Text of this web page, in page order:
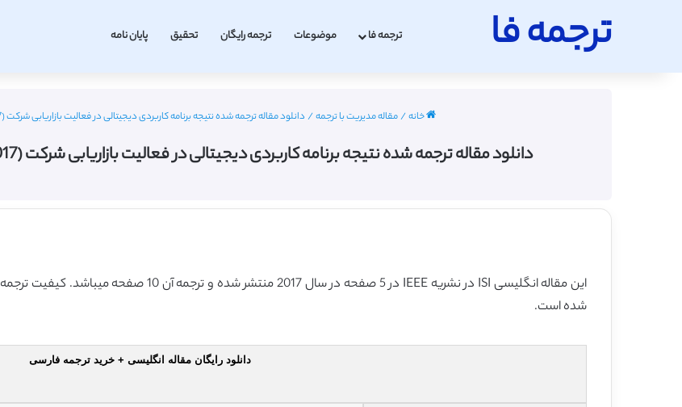
ترجمه فا ترجمه فا موضوعات ترجمه رایگان تحقیق پایان نامه
خانه/مقاله مدیریت با ترجمه/ دانلود مقاله ترجمه شده نتیجه برنامه کاربردی دیجیتالی در فعالیت بازاریابی شرکت (IEEE 2017) (ترجمه ویژه – طلایی
دانلود مقاله ترجمه شده نتیجه برنامه کاربردی دیجیتالی در فعالیت بازاریابی شرکت (IEEE 2017) (ترجمه ویژه – طلایی
این مقاله انگلیسی ISI در نشریه IEEE در 5 صفحه در سال 2017 منتشر شده و ترجمه آن 10 صفحه میباشد. کیفیت ترجمه این مقاله ویژه – طلایی
شده است.
دانلود رایگان مقاله انگلیسی + خرید ترجمه فارسی